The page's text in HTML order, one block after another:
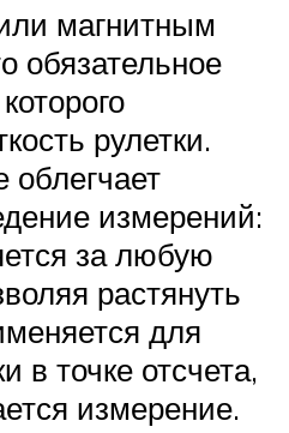
магнитным
обязательное
рулетки.
облегчает
измерений:
за любую
растянуть
для
в точке отсчета,
измерение.